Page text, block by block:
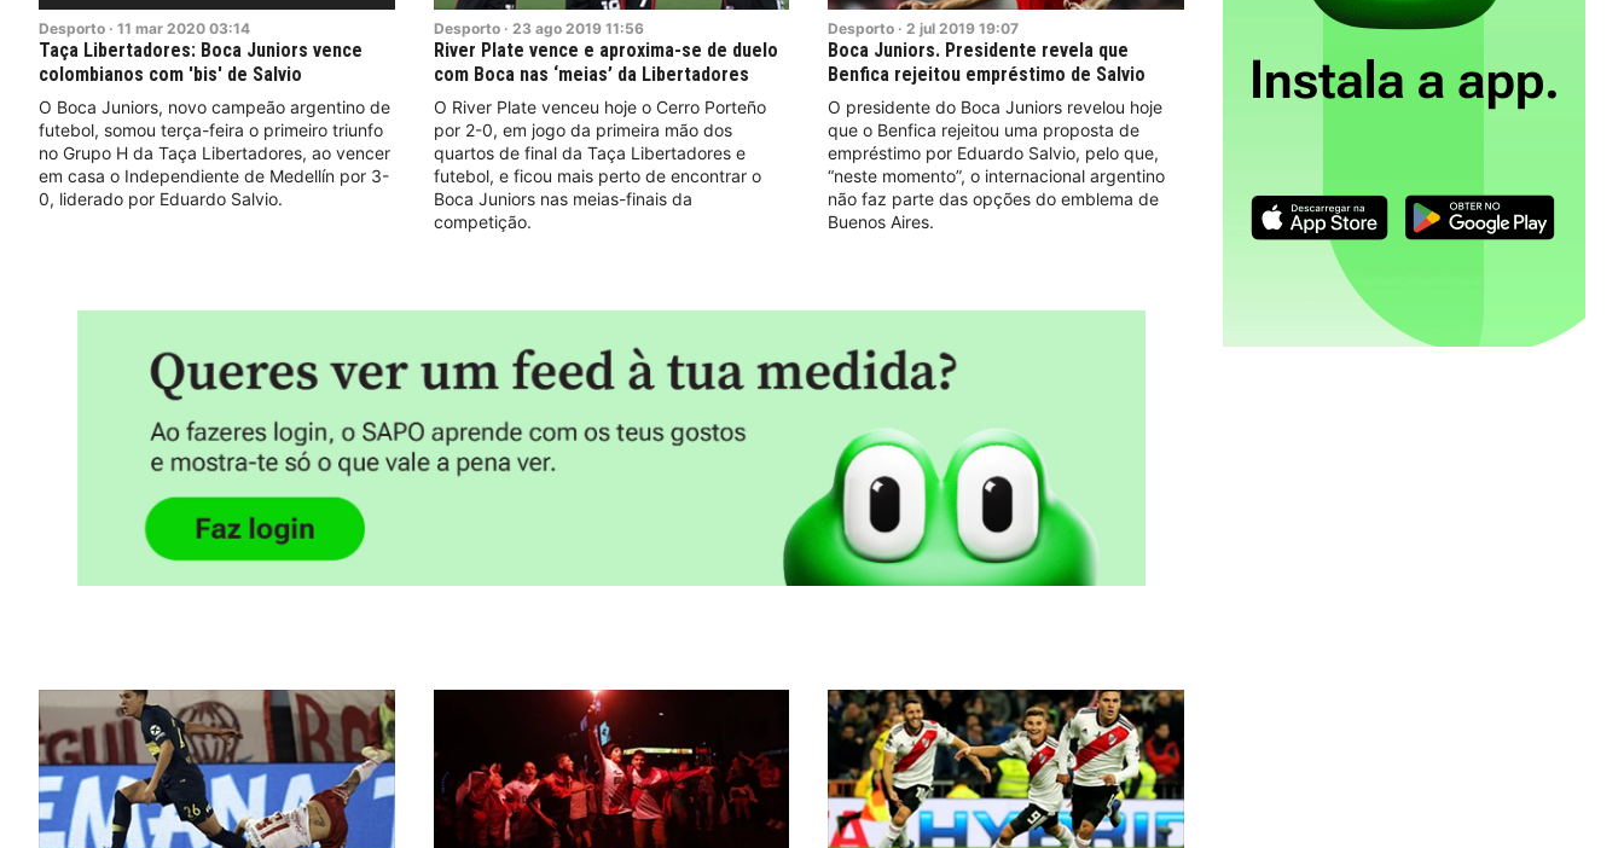
Desporto · 11 mar 2020 03:14
Taça Libertadores: Boca Juniors vence
colombianos com 'bis' de Salvio
O Boca Juniors, novo campeão argentino de
futebol, somou terça-feira o primeiro triunfo
no Grupo H da Taça Libertadores, ao vencer
em casa o Independiente de Medellín por 3-
0, liderado por Eduardo Salvio.
Desporto · 23 ago 2019 11:56
River Plate vence e aproxima-se de duelo
com Boca nas ‘meias’ da Libertadores
O River Plate venceu hoje o Cerro Porteño
por 2-0, em jogo da primeira mão dos
quartos de final da Taça Libertadores e
futebol, e ficou mais perto de encontrar o
Boca Juniors nas meias-finais da
competição.
Desporto · 2 jul 2019 19:07
Boca Juniors. Presidente revela que
Benfica rejeitou empréstimo de Salvio
O presidente do Boca Juniors revelou hoje
que o Benfica rejeitou uma proposta de
empréstimo por Eduardo Salvio, pelo que,
“neste momento”, o internacional argentino
não faz parte das opções do emblema de
Buenos Aires.